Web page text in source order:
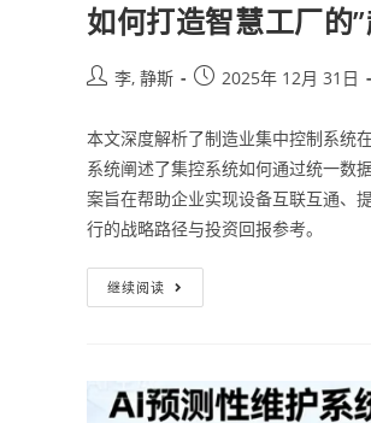
如何打造智慧工厂的
李, 静斯 2025年 12月 31日
本文深度解析了制造业集中控制系统
系统阐述了集控系统如何通过统一数
案旨在帮助企业实现设备互联互通、
行的战略路径与投资回报参考。
继续阅读